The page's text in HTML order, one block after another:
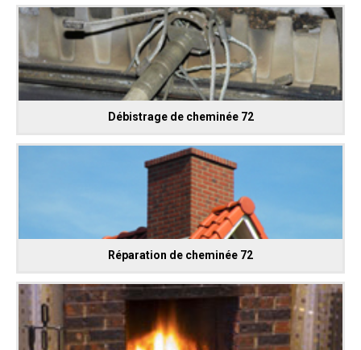
Débistrage de cheminée 72
Réparation de cheminée 72